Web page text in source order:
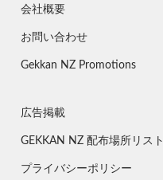
会社概要
お問い合わせ
Gekkan NZ Promotions
広告掲載
GEKKAN NZ 配布場所リスト
プライバシーポリシー